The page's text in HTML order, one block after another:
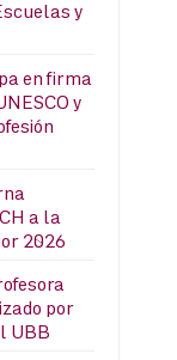
y
en firma
y
a la
2026
por
UBB